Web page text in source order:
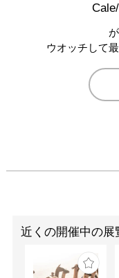
ウオッチして
近くの開催中の展